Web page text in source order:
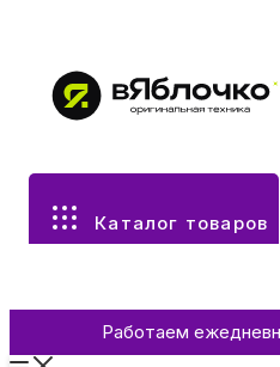
Каталог товаров
Работаем
Все разделы каталога